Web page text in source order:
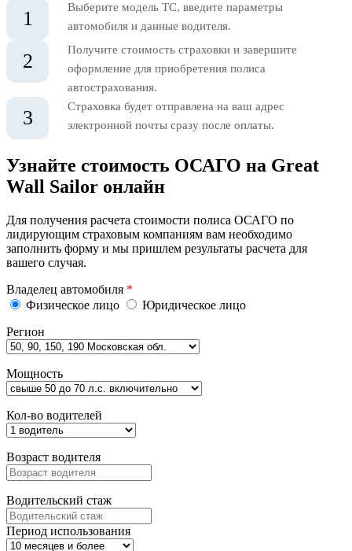
1
Выберите модель ТС, введите параметры
автомобиля и данные водителя.
2
Получите стоимость страховки и завершите
оформление для приобретения полиса
автострахования.
3
Страховка будет отправлена на ваш адрес
электронной почты сразу после оплаты.
Узнайте стоимость ОСАГО на Great
Wall Sailor онлайн
Для получения расчета стоимости полиса ОСАГО по
лидирующим страховым компаниям вам необходимо
заполнить форму и мы пришлем результаты расчета для
вашего случая.
Владелец автомобиля *
Физическое лицо
Юридическое лицо
Регион
Мощность
Кол-во водителей
Возраст водителя
Водительский стаж
Период использования